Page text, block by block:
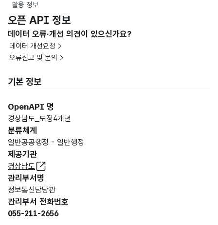
활용 정보
오픈 API 정보
데이터 오류·개선 의견이 있으신가요?
데이터 개선요청
오류신고 및 문의
기본 정보
OpenAPI 명
경상남도_도정4개년
분류체계
일반공공행정 - 일반행정
제공기관
경상남도
관리부서명
정보통신담당관
관리부서 전화번호
055-211-2656